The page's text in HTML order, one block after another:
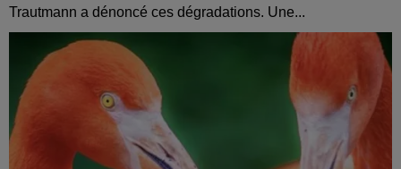
Trautmann a dénoncé ces dégradations. Une...